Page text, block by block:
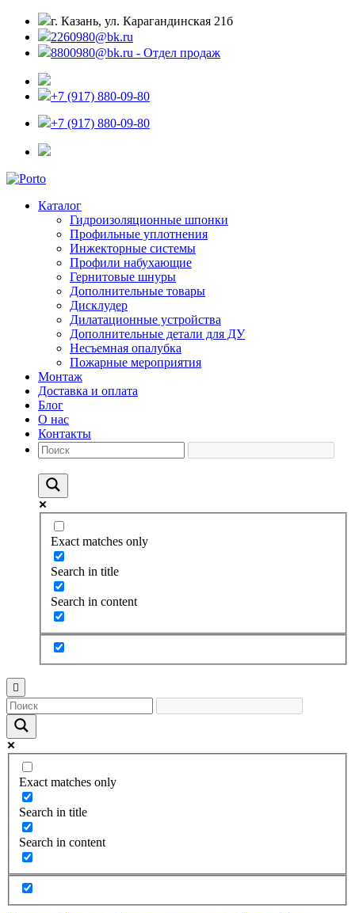
г. Казань, ул. Карагандинская 21б
2260980@bk.ru
8800980@bk.ru - Отдел продаж
+7 (917) 880-09-80
+7 (917) 880-09-80
Каталог
Гидроизоляционные шпонки
Профильные уплотнения
Инжекторные системы
Профили набухающие
Гернитовые шнуры
Дополнительные товары
Дисклудер
Дилатационные устройства
Дополнительные детали для ДУ
Несъемная опалубка
Пожарные мероприятия
Монтаж
Доставка и оплата
Блог
О нас
Контакты
Exact matches only
Search in title
Search in content
Exact matches only
Search in title
Search in content